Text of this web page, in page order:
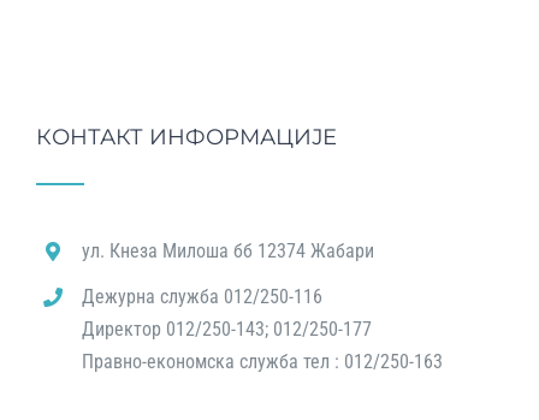
КОНТАКТ ИНФОРМАЦИЈЕ
ул. Кнеза Милоша бб 12374 Жабари
Дежурна служба 012/250-116
Директор 012/250-143; 012/250-177
Правно-економска служба тел : 012/250-163